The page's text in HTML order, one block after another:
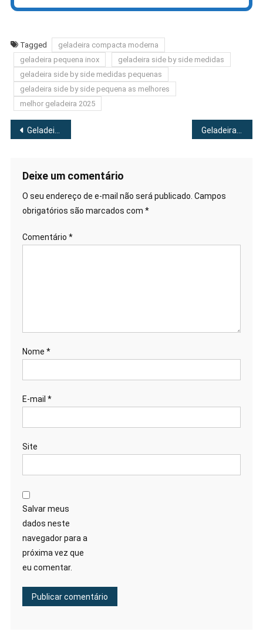
Tagged
geladeira compacta moderna
geladeira pequena inox
geladeira side by side medidas
geladeira side by side medidas pequenas
geladeira side by side pequena as melhores
melhor geladeira 2025
Navegação
Post
Geladeira side by side Samsung As Melhores [2025]
Deixe um comentário
O seu endereço de e-mail não será publicado. Campos
obrigatórios são marcados com *
Comentário *
Nome *
E-mail *
Site
Salvar meus
dados neste
navegador para a
próxima vez que
eu comentar.